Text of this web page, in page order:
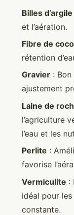
Billes d’argile
et l’aération.
Fibre de coco
rétention
Gravier :
ajustement
Laine de
l’agriculture
l’eau et les
Perlite :
favorise
Vermiculite :
idéal pour
constante.